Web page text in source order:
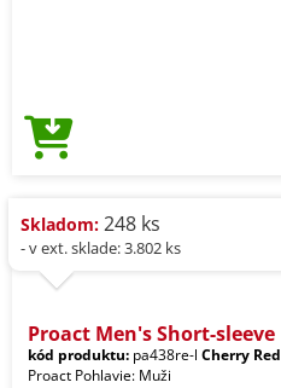
Skladom: 248 ks
- v ext. sklade: 3.802 ks
Proact Men's Short-sleeve
kód produktu: pa438re-l Cherry Red
Proact Pohlavie: Muži